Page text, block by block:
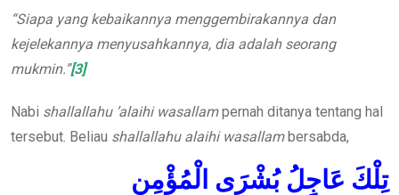
“Siapa yang kebaikannya menggembirakannya dan
kejelekannya menyusahkannya, dia adalah seorang
mukmin.”[3]
Nabi shallallahu ’alaihi wasallampernah ditanya tentang hal
tersebut. Beliau shallallahu alaihi wasallambersabda,
تِلْكَ عَاجِلُ بُشْرَى الْمُؤْمِنِ